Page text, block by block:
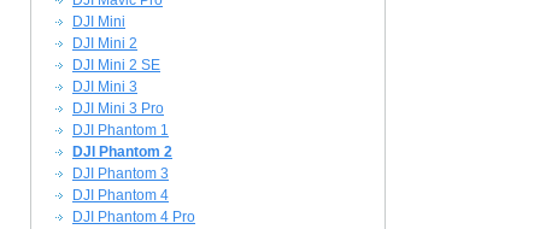
DJI Mini
DJI Mini 2
DJI Mini 2 SE
DJI Mini 3
DJI Mini 3 Pro
DJI Phantom 1
DJI Phantom 2
DJI Phantom 3
DJI Phantom 4
DJI Phantom 4 Pro